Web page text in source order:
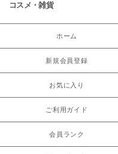
コスメ・雑貨
ホーム
新規会員登録
お気に入り
ご利用ガイド
会員ランク